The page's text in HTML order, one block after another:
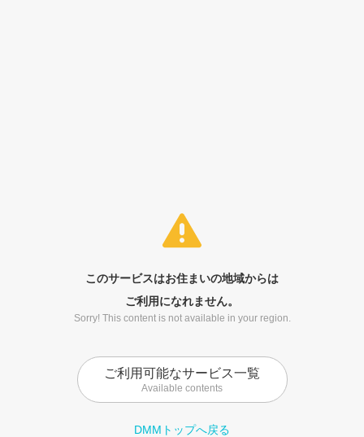
このサービスはお住まいの地域からは
ご利用になれません。
Sorry! This content is not available in your region.
ご利用可能なサービス一覧
Available contents
DMMトップへ戻る